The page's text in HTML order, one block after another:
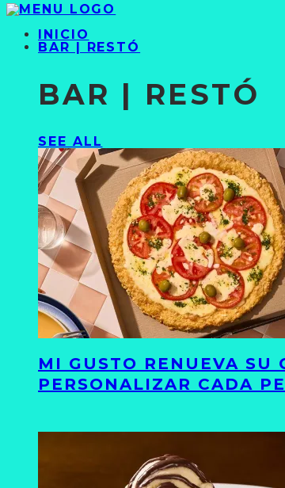
INICIO
BAR | RESTÓ
BAR | RESTÓ
SEE ALL
MI GUSTO RENUEVA SU
PERSONALIZAR CADA